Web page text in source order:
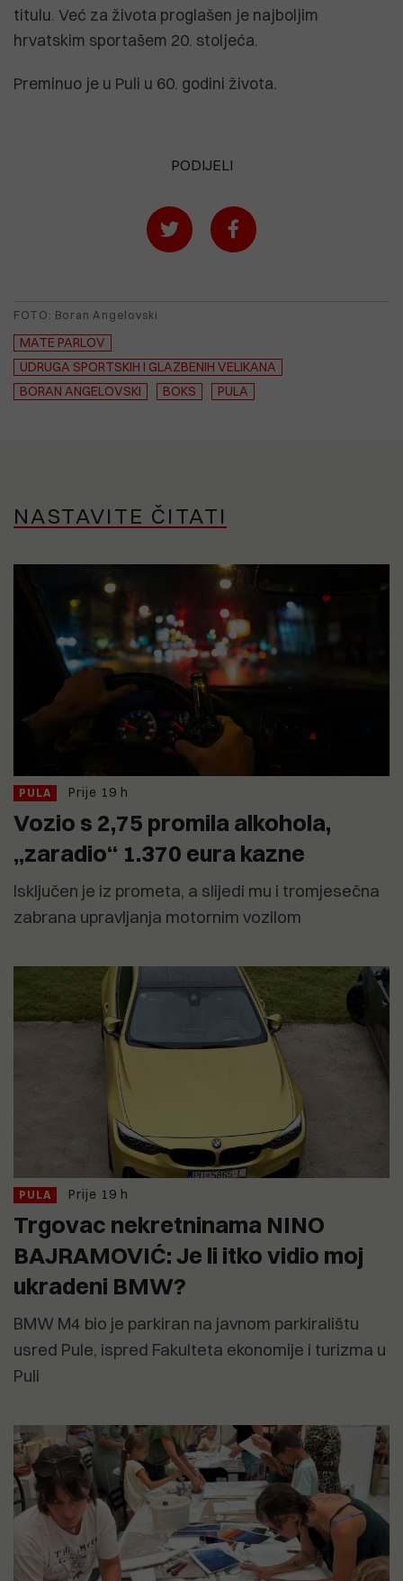
titulu. Već za života proglašen je najboljim
hrvatskim sportašem 20. stoljeća.
Preminuo je u Puli u 60. godini života.
PODIJELI
FOTO: Boran Angelovski
MATE PARLOV
UDRUGA SPORTSKIH I GLAZBENIH VELIKANA
BORAN ANGELOVSKI
BOKS PULA
NASTAVITE ČITATI
PULA Prije 19 h
Vozio s 2,75 promila alkohola,
„zaradio“ 1.370 eura kazne
Isključen je iz prometa, a slijedi mu i tromjesečna
zabrana upravljanja motornim vozilom
PULA Prije 19 h
Trgovac nekretninama NINO
BAJRAMOVIĆ: Je li itko vidio moj
ukradeni BMW?
BMW M4 bio je parkiran na javnom parkiralištu
usred Pule, ispred Fakulteta ekonomije i turizma u
Puli